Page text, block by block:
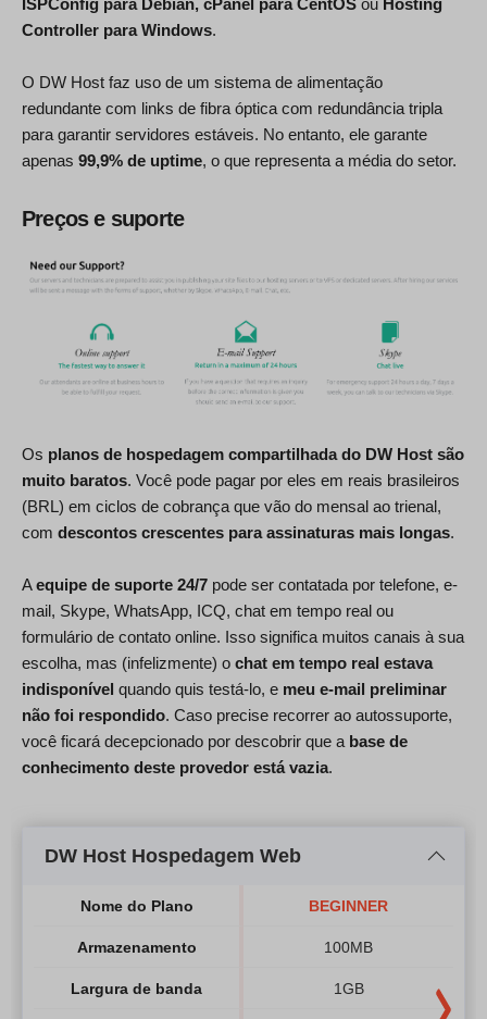
Controller para Windows.
O DW Host faz uso de um sistema de alimentação
redundante com links de fibra óptica com redundância tripla
para garantir servidores estáveis. No entanto, ele garante
apenas 99,9% de uptime, o que representa a média do setor.
Preços e suporte
Os planos de hospedagem compartilhada do DW Host são
muito baratos. Você pode pagar por eles em reais brasileiros
(BRL) em ciclos de cobrança que vão do mensal ao trienal,
com descontos crescentes para assinaturas mais longas.
Aequipe de suporte 24/7 pode ser contatada por telefone, e-
mail, Skype, WhatsApp, ICQ, chat em tempo real ou
formulário de contato online. Isso significa muitos canais à sua
escolha, mas (infelizmente) o chat em tempo real estava
indisponível quando quis testá-lo, e meu e-mail preliminar
não foi respondido. Caso precise recorrer ao autossuporte,
você ficará decepcionado por descobrir que a base de
conhecimento deste provedor está vazia.
DW Host Hospedagem Web
Nome do Plano
Armazenamento
Largura de banda
BEGINNER
100MB
1GB